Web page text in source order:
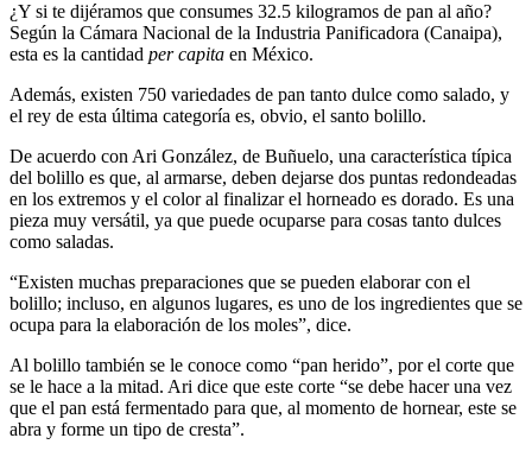
¿Y si te dijéramos que consumes 32.5 kilogramos de pan al año?
Según la Cámara Nacional de la Industria Panificadora (Canaipa),
esta es la cantidad per capita en México.
Además, existen 750 variedades de pan tanto dulce como salado, y
el rey de esta última categoría es, obvio, el santo bolillo.
De acuerdo con Ari González, de Buñuelo, una característica típica
del bolillo es que, al armarse, deben dejarse dos puntas redondeadas
en los extremos y el color al finalizar el horneado es dorado. Es una
pieza muy versátil, ya que puede ocuparse para cosas tanto dulces
como saladas.
“Existen muchas preparaciones que se pueden elaborar con el
bolillo; incluso, en algunos lugares, es uno de los ingredientes que se
ocupa para la elaboración de los moles”, dice.
Al bolillo también se le conoce como “pan herido”, por el corte que
se le hace a la mitad. Ari dice que este corte “se debe hacer una vez
que el pan está fermentado para que, al momento de hornear, este se
abra y forme un tipo de cresta”.